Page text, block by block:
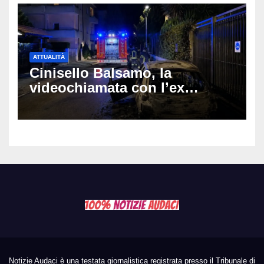
ATTUALITÀ
Cinisello Balsamo, la
videochiamata con l’ex
fidanzata e il dramma: 35enne
lotta tra la vita e la morte
Notizie Audaci è una testata giornalistica registrata presso il Tribunale di